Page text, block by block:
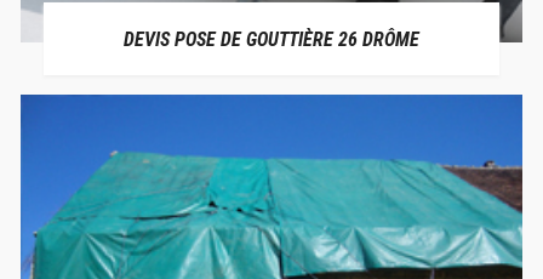
DEVIS POSE DE GOUTTIÈRE 26 DRÔME